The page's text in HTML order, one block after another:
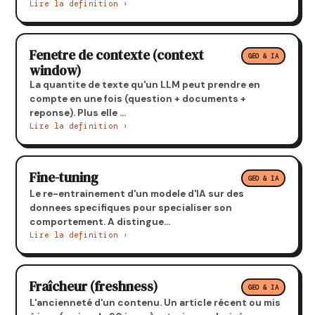
Lire la definition ›
Fenetre de contexte (context
window)
GEO & IA
La quantite de texte qu'un LLM peut prendre en
compte en une fois (question + documents +
reponse). Plus elle ...
Lire la definition ›
Fine-tuning GEO & IA
Le re-entrainement d'un modele d'IA sur des
donnees specifiques pour specialiser son
comportement. A distingue...
Lire la definition ›
Fraîcheur (freshness) GEO & IA
L'ancienneté d'un contenu. Un article récent ou mis